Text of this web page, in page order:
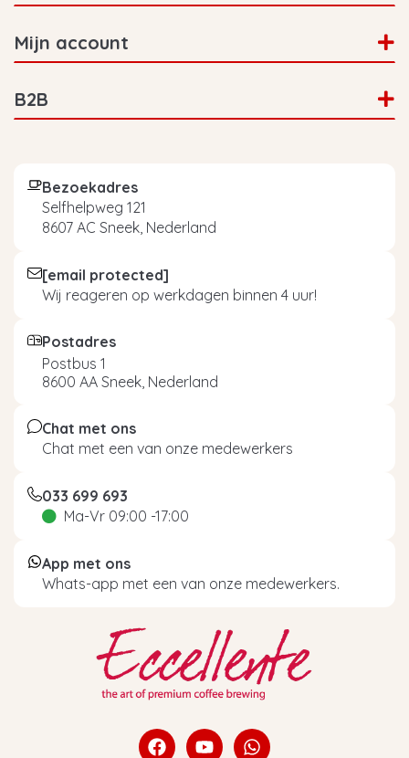
Mijn account
B2B
Bezoekadres
Selfhelpweg 121
8607 AC Sneek, Nederland
[email protected]
Wij reageren op werkdagen binnen 4 uur!
Postadres
Postbus 1
8600 AA Sneek, Nederland
Chat met ons
Chat met een van onze medewerkers
033 699 693
Ma-Vr 09:00 -17:00
App met ons
Whats-app met een van onze medewerkers.